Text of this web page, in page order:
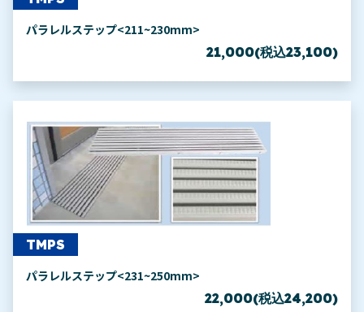
パラレルステップ<211~230mm>
21,000(税込23,100)
TMPS
パラレルステップ<231~250mm>
22,000(税込24,200)